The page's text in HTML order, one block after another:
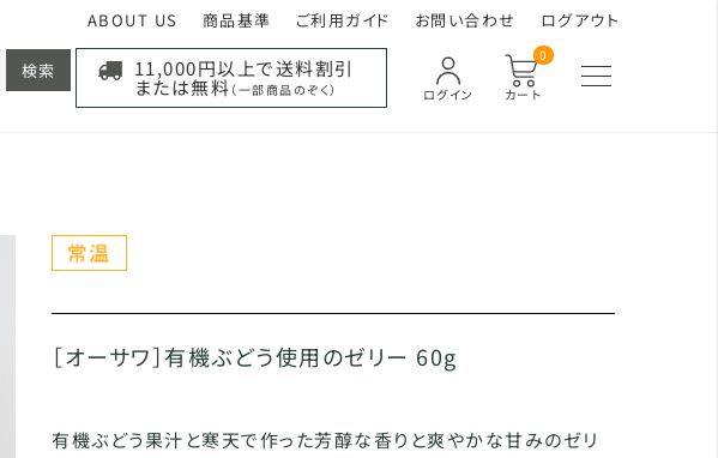
ABOUT US 商品基準 ご利用ガイド お問い合わせ ログアウト
カート
0
ログイン
11,000円以上で送料割引
または無料 （一部商品のぞく）
検索
［オーサワ］有機ぶどう使用のゼリー 60g
有機ぶどう果汁と寒天で作った芳醇な香りと爽やかな甘みのゼリ